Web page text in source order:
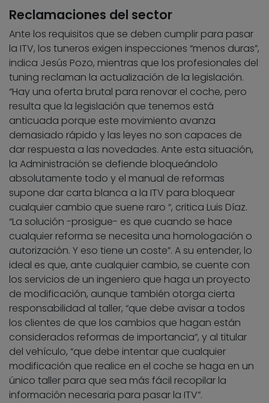
Reclamaciones del sector
Ante los requisitos que se deben cumplir para pasar
la ITV, los tuneros exigen inspecciones “menos duras”,
indica Jesús Pozo, mientras que los profesionales del
tuning reclaman la actualización de la legislación.
“Hay una oferta brutal para renovar el coche, pero
resulta que la legislación que tenemos está
anticuada porque este movimiento avanza
demasiado rápido y las leyes no son capaces de
dar respuesta a las novedades. Ante esta situación,
la Administración se defiende bloqueándolo
absolutamente todo y el manual de reformas
supone dar carta blanca a la ITV para bloquear
cualquier cambio que suene raro “, critica Luis Díaz.
“La solución -prosigue- es que cuando se hace
cualquier reforma se necesita una homologación o
autorización. Y eso tiene un coste”. A su entender, lo
ideal es que, ante cualquier cambio, se cuente con
los servicios de un ingeniero que haga un proyecto
de modificación, aunque también otorga cierta
responsabilidad al taller, “que debe avisar a todos
los clientes de que los cambios que hagan están
considerados reformas de importancia”, y al titular
del vehículo, “que debe intentar que cualquier
modificación que realice en el coche se haga en un
único taller para que sea más fácil recopilar la
información necesaria para pasar la ITV”.